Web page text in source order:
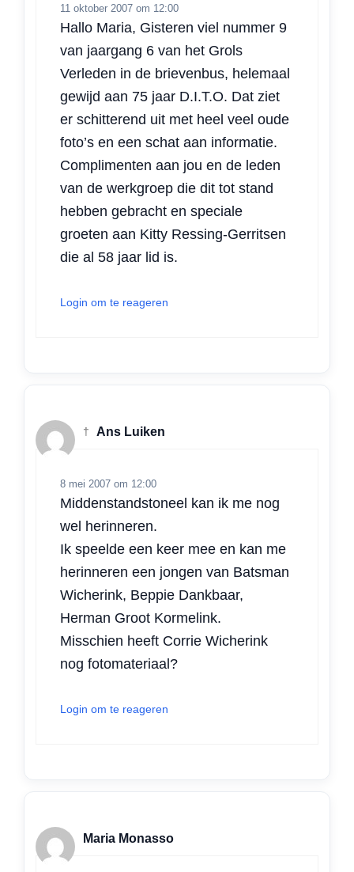
11 oktober 2007 om 12:00
Hallo Maria, Gisteren viel nummer 9
van jaargang 6 van het Grols
Verleden in de brievenbus, helemaal
gewijd aan 75 jaar D.I.T.O. Dat ziet
er schitterend uit met heel veel oude
foto’s en een schat aan informatie.
Complimenten aan jou en de leden
van de werkgroep die dit tot stand
hebben gebracht en speciale
groeten aan Kitty Ressing-Gerritsen
die al 58 jaar lid is.
Login om te reageren
† Ans Luiken
8 mei 2007 om 12:00
Middenstandstoneel kan ik me nog
wel herinneren.
Ik speelde een keer mee en kan me
herinneren een jongen van Batsman
Wicherink, Beppie Dankbaar,
Herman Groot Kormelink.
Misschien heeft Corrie Wicherink
nog fotomateriaal?
Login om te reageren
Maria Monasso